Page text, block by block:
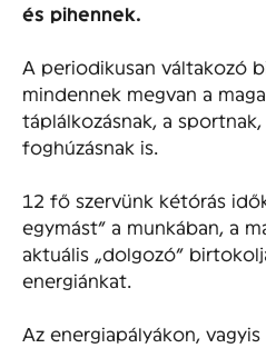
és pihennek.
A periodikusan váltakozó
mindennek megvan a
táplálkozásnak, a
foghúzásnak is.
12 fő szervünk kétórás
egymást” a munkában, a
aktuális „dolgozó”
energiánkat.
Az energiapályákon,